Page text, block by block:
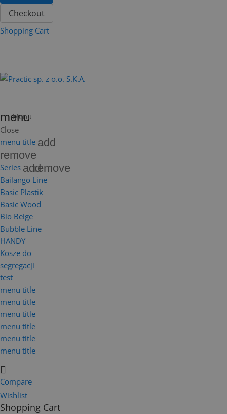
Checkout
Shopping Cart
menu
Menu
Close
menu title add
remove
Series addremove
Bailango Line
Basic Plastik
Basic Wood
Bio Beige
Bubble Line
HANDY
Kosze do
segregacji
test
menu title
menu title
menu title
menu title
menu title
menu title
Compare
Wishlist
Shopping Cart